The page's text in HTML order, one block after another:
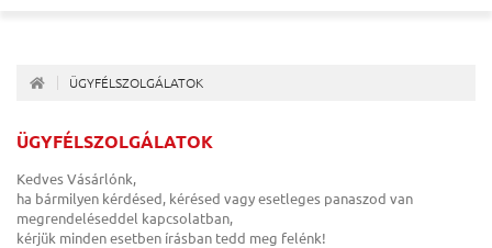
ÜGYFÉLSZOLGÁLATOK
ÜGYFÉLSZOLGÁLATOK
Kedves Vásárlónk,
ha bármilyen kérdésed, kérésed vagy esetleges panaszod van
megrendeléseddel kapcsolatban,
kérjük minden esetben írásban tedd meg felénk!